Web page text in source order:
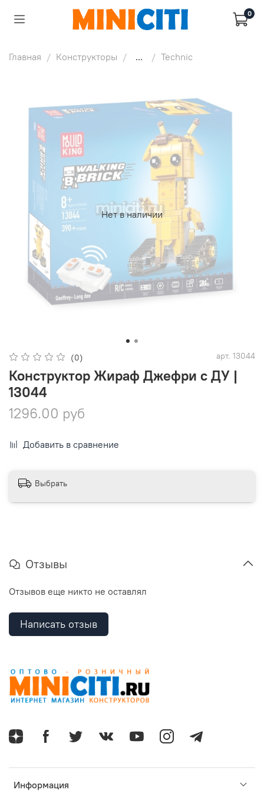
0
Главная Конструкторы ... Technic
Нет в наличии
(0) арт. 13044
Конструктор Жираф Джефри с ДУ |
13044
1296.00 руб
Добавить в сравнение
Выбрать
Отзывы
Отзывов еще никто не оставлял
Написать отзыв
Информация